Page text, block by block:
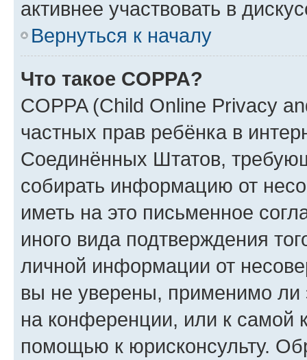
активнее участвовать в
Вернуться к началу
Что такое COPPA?
COPPA (Child Online Privacy
частных прав ребёнка в
Соединённых Штатов,
собирать информацию от
иметь на это письменное
иного вида подтверждения
личной информации от
вы не уверены, применимо ли
на конференции, или к самой
помощью к юрисконсульту.